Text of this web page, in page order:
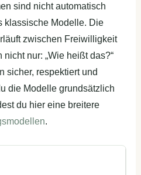
sind nicht automatisch
klassische Modelle. Die
zwischen Freiwilligkeit
nur: „Wie heißt das?“
sicher, respektiert und
die Modelle grundsätzlich
du hier eine breitere
.